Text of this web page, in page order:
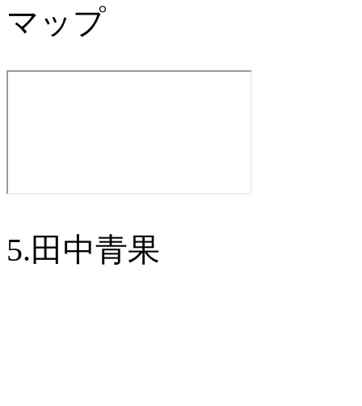
マップ
5.田中青果